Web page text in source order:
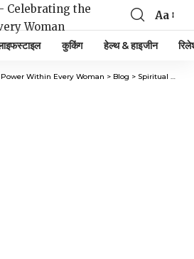
Aa
कुकिंग हेल्थ & हाइजीन
Within Every Woman > Blog > Spiritual Club